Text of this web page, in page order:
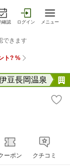
確認 ログイン メニュー
豆長岡温泉
ーポン クチコミ